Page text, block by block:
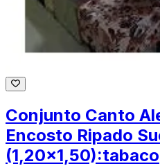
Conjunto Canto
Encosto Ripado
(1,20x1,50):tabaco